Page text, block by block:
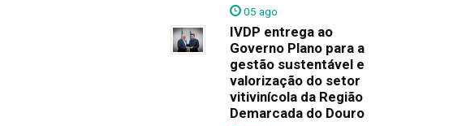
05 ago
IVDP entrega ao
Governo Plano para a
gestão sustentável e
valorização do setor
vitivinícola da Região
Demarcada do Douro